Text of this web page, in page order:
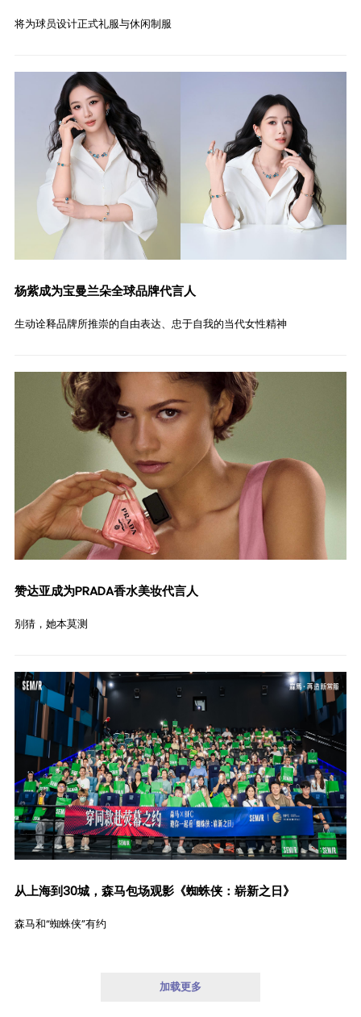
将为球员设计正式礼服与休闲制服
杨紫成为宝曼兰朵全球品牌代言人
生动诠释品牌所推崇的自由表达、忠于自我的当代女性精神
赞达亚成为PRADA香水美妆代言人
别猜，她本莫测
从上海到30城，森马包场观影《蜘蛛侠：崭新之日》
森马和“蜘蛛侠”有约
加载更多